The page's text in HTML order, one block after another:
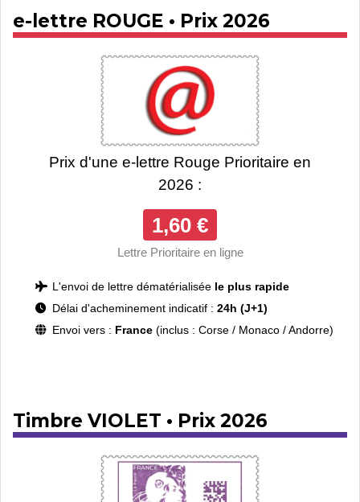
e-lettre ROUGE • Prix 2026
Prix d'une e-lettre Rouge Prioritaire en
2026 :
1,60 €
Lettre Prioritaire en ligne
L'envoi de lettre dématérialisée le plus rapide
Délai d'acheminement indicatif : 24h (J+1)
Envoi vers : France(inclus : Corse / Monaco / Andorre)
Timbre VIOLET • Prix 2026